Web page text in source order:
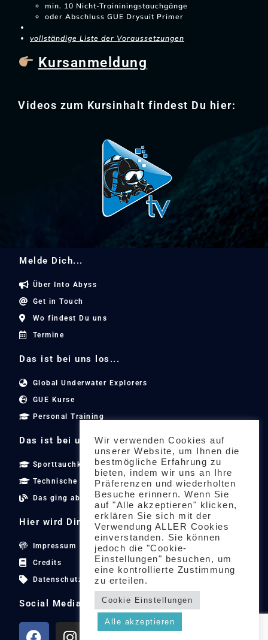
min. 10 Nicht-Traininingstauchgänge
oder Abschluss GUE Drysuit Primer
vollständige Liste der Voraussetzungen
Kursanmeldung
Videos zum Kursinhalt findest Du hier:
Melde Dich...
Über Into Abyss
Get in Touch
Wo findest Du uns
Termine
Das ist bei uns los...
Global Underwater Explorers
GUE Kurse
Personal Training
Das ist bei uns los...
Sporttauchkurse
Technische Tauchkurse
Das ging ab
Hier wird Dir geholfen...
Impressum
Credits
Datenschutzerklärung
Social Media
Wir verwenden Cookies auf
unserer Website, um Ihnen die
bestmögliche Erfahrung zu
bieten, indem wir uns an Ihre
Präferenzen und wiederholten
Besuche erinnern. Wenn Sie
auf "Alle akzeptieren" klicken,
erklären Sie sich mit der
Verwendung ALLER Cookies
einverstanden. Sie können
jedoch die "Cookie-
Einstellungen" besuchen, um
eine kontrollierte Zustimmung
zu erteilen.
Cookie Einstellungen
Alle akzeptieren